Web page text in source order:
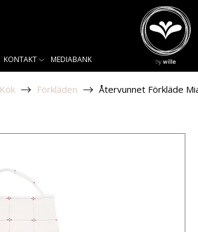
KONTAKT MEDIABANK
Kök Förkläden Återvunnet Förkläde